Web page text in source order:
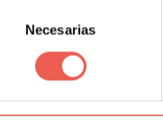
Necesarias
el mejor lugar para
de negocios.
ofrece tantas
y conferencias
redes sociales